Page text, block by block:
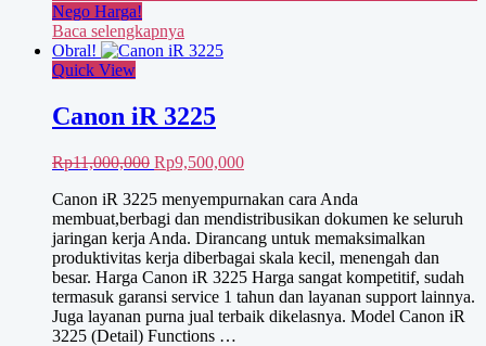
Nego Harga!
Baca selengkapnya
Obral!
Quick View
Canon iR 3225
Rp11,000,000 Harga
adalah:
Rp11,000,000.
Rp9,500,000Harga
ini
adalah:
Rp9,500,000.
Canon iR 3225 menyempurnakan cara Anda
membuat,berbagi dan mendistribusikan dokumen ke seluruh
jaringan kerja Anda. Dirancang untuk memaksimalkan
produktivitas kerja diberbagai skala kecil, menengah dan
besar. Harga Canon iR 3225 Harga sangat kompetitif, sudah
termasuk garansi service 1 tahun dan layanan support lainnya.
Juga layanan purna jual terbaik dikelasnya. Model Canon iR
3225 (Detail) Functions …